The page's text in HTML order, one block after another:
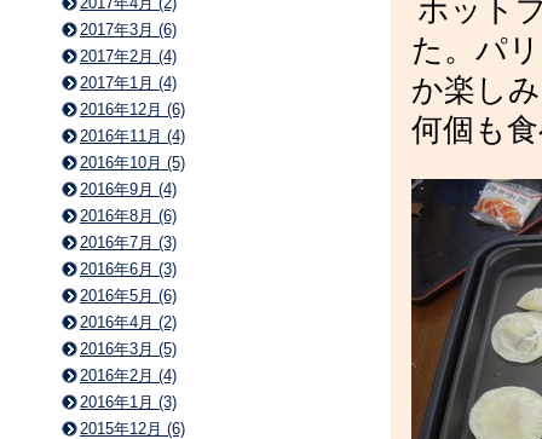
ホット
た。パ
か楽し
何個も
2017年3月 (6)
2017年2月 (4)
2017年1月 (4)
2016年12月 (6)
2016年11月 (4)
2016年10月 (5)
2016年9月 (4)
2016年8月 (6)
2016年7月 (3)
2016年6月 (3)
2016年5月 (6)
2016年4月 (2)
2016年3月 (5)
2016年2月 (4)
2016年1月 (3)
2015年12月 (6)